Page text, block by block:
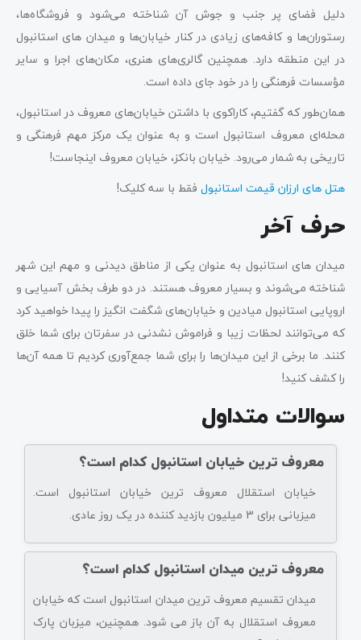
دلیل فضای پر جنب و جوش آن شناخته می‌شود و فروشگاه‌ها،
رستوران‌ها و کافه‌های زیادی در کنار خیابان‌ها و میدان های استانبول
در این منطقه دارد. همچنین گالری‌های هنری، مکان‌های اجرا و سایر
مؤسسات فرهنگی را در خود جای داده است.
همان‌طور که گفتیم، کاراکوی با داشتن خیابان‌های معروف در استانبول،
محله‌ای معروف استانبول است و به عنوان یک مرکز مهم فرهنگی و
تاریخی به شمار می‌رود. خیابان بانکز، خیابان معروف اینجاست!
هتل های ارزان قیمت استانبول فقط با سه کلیک!
حرف آخر
میدان های استانبول به عنوان یکی از مناطق دیدنی و مهم این شهر
شناخته می‌شوند و بسیار معروف هستند. در دو طرف بخش آسیایی و
اروپایی استانبول میادین و خیابان‌های شگفت انگیز را پیدا خواهید کرد
که می‌توانند لحظات زیبا و فراموش نشدنی در سفرتان برای شما خلق
کنند. ما برخی از این میدان‌ها را برای شما جمع‌آوری کردیم تا همه آن‌ها
را کشف کنید!
سوالات متداول
معروف ترین خیابان استانبول کدام است؟
خیابان استقلال معروف ترین خیابان استانبول است.
میزبانی برای 3 میلیون بازدید کننده در یک روز عادی.
معروف ترین میدان استانبول کدام است؟
میدان تقسیم معروف ترین میدان استانبول است که خیابان
معروف استقلال به آن باز می شود. همچنین، میزبان پارک